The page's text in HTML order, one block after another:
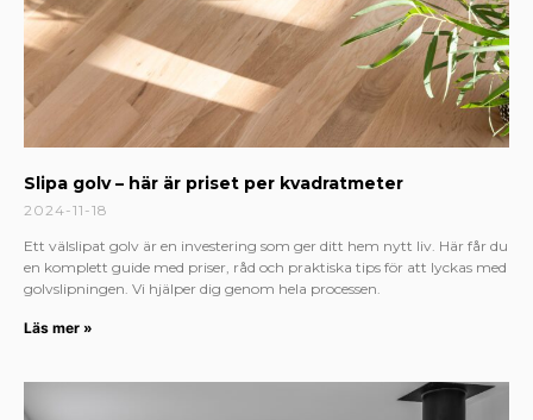
Slipa golv – här är priset per kvadratmeter
2024-11-18
Ett välslipat golv är en investering som ger ditt hem nytt liv. Här får du
en komplett guide med priser, råd och praktiska tips för att lyckas med
golvslipningen. Vi hjälper dig genom hela processen.
Läs mer »